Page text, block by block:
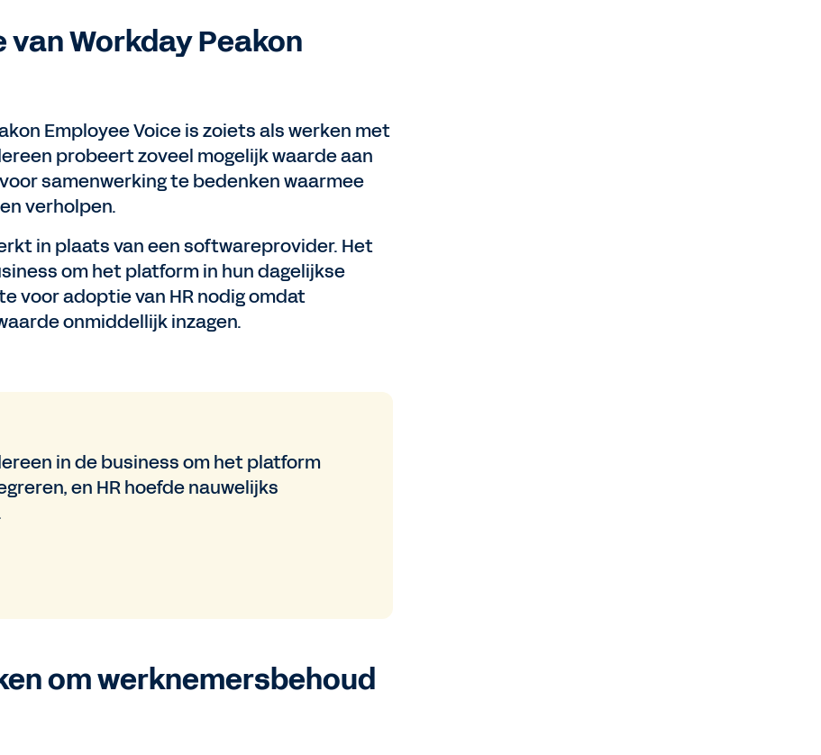
Workday Peakon
Employee Voice is zoiets als werken met
probeert zoveel mogelijk waarde aan
samenwerking te bedenken waarmee
verholpen.
in plaats van een softwareprovider. Het
om het platform in hun dagelijkse
voor adoptie van HR nodig omdat
onmiddellijk inzagen.
in de business om het platform
en HR hoefde nauwelijks
om werknemersbehoud